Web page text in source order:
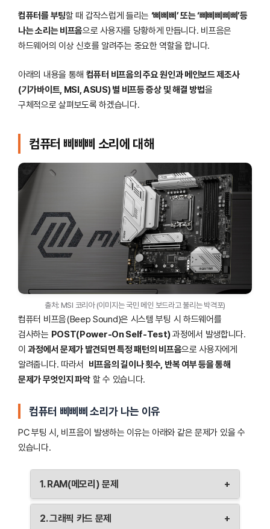
컴퓨터를 부팅할 때 갑작스럽게 들리는 ‘삐삐삐’ 또는 ‘삐삐삐삐삐’등
나는 소리는 비프음으로 사용자를 당황하게 만듭니다. 비프음은
하드웨어의 이상 신호를 알려주는 중요한 역할을 합니다.
아래의 내용을 통해 컴퓨터 비프음의 주요 원인과 메인보드 제조사
(기가바이트, MSI, ASUS) 별 비프등 증상 및 해결 방법을
구체적으로 살펴보도록 하겠습니다.
컴퓨터 삐삐삐 소리에 대해
출처: MSI 코리아 (이미지는 국민 메인 보드라고 불리는 박격포)
컴퓨터 비프음(Beep Sound)은 시스템 부팅 시 하드웨어를
검사하는 POST(Power-On Self-Test)과정에서 발생합니다.
이과정에서 문제가 발견되면 특정 패턴의 비프음으로 사용자에게
알려줍니다. 따라서
비프음의 길이나 횟수, 반복 여부 등을 통해
문제가 무엇인지 파악 할 수 있습니다.
컴퓨터 삐삐삐 소리가 나는 이유
PC 부팅 시, 비프음이 발생하는 이유는 아래와 같은 문제가 있을 수
있습니다.
1. RAM(메모리) 문제 +
RAM이 제대로 장착되지 않았거나 고장난 경우
비프음이 발생할 수 있습니다. 이 문제는 짧게 반복되는
2. 그래픽 카드 문제 +